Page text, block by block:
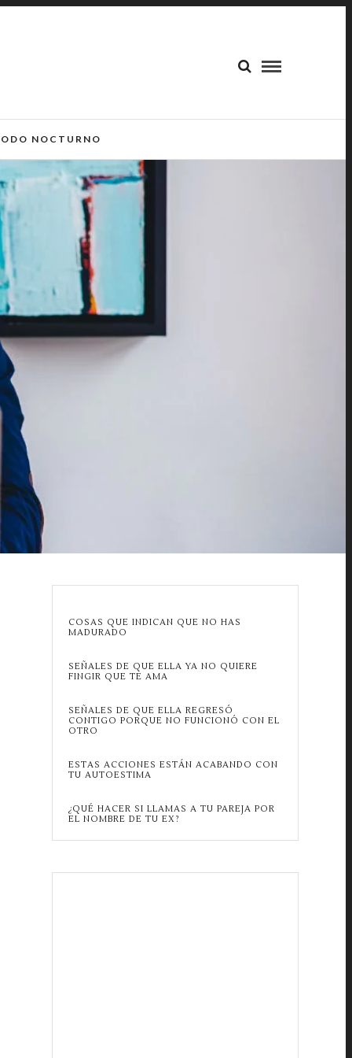
NOCTURNO
COSAS QUE INDICAN QUE NO HAS
MADURADO
SEÑALES DE QUE ELLA YA NO QUIERE
FINGIR QUE TE AMA
SEÑALES DE QUE ELLA REGRESÓ
CONTIGO PORQUE NO FUNCIONÓ CON EL
OTRO
ESTAS ACCIONES ESTÁN ACABANDO CON
TU AUTOESTIMA
¿QUÉ HACER SI LLAMAS A TU PAREJA POR
EL NOMBRE DE TU EX?